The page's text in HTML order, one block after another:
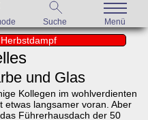
Suche Menü
und Glas
Kollegen im wohlverdienten
etwas langsamer voran. Aber
Führerhausdach der 50